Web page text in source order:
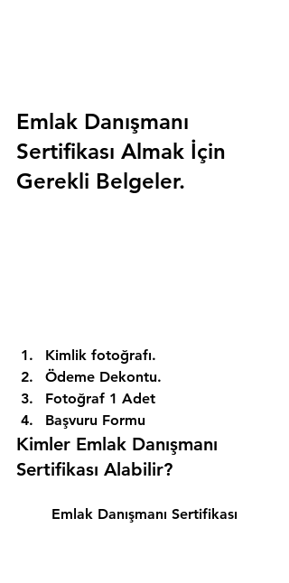
Emlak Danışmanı
Sertifikası Almak İçin
Gerekli Belgeler.
Kimlik fotoğrafı.
Ödeme Dekontu.
Fotoğraf 1 Adet
Başvuru Formu
Kimler Emlak Danışmanı
Sertifikası Alabilir?
Emlak Danışmanı Sertifikası